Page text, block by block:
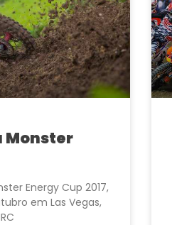
Monster
Energy Cup 2017,
em Las Vegas,